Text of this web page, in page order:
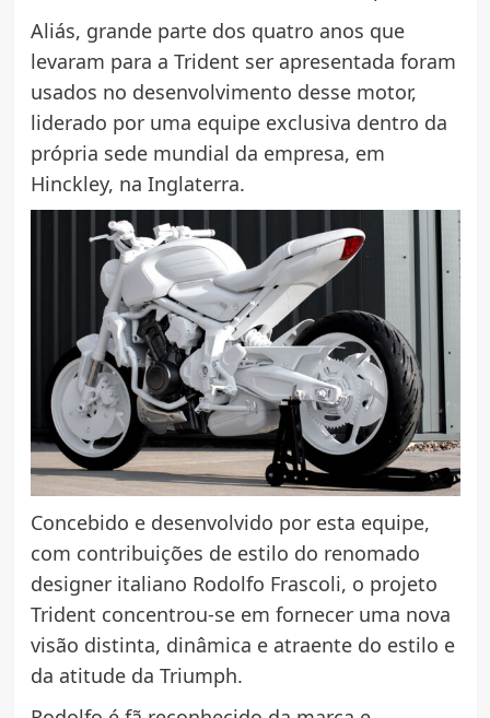
Aliás, grande parte dos quatro anos que
levaram para a Trident ser apresentada foram
usados no desenvolvimento desse motor,
liderado por uma equipe exclusiva dentro da
própria sede mundial da empresa, em
Hinckley, na Inglaterra.
Concebido e desenvolvido por esta equipe,
com contribuições de estilo do renomado
designer italiano Rodolfo Frascoli, o projeto
Trident concentrou-se em fornecer uma nova
visão distinta, dinâmica e atraente do estilo e
da atitude da Triumph.